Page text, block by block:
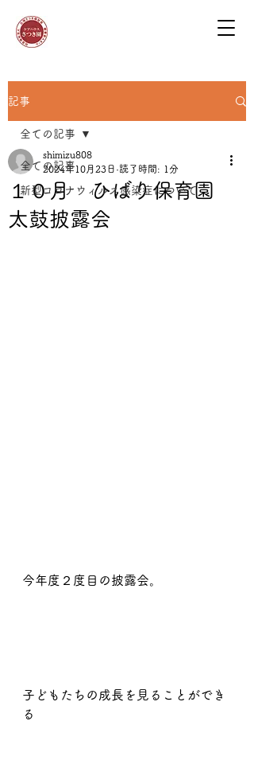
記事
全ての記事
新型コロナウィルス感染症について
全ての記事
１０月 ひばり保育園
太鼓披露会
shimizu808
2024年10月23日 読了時間: 1分
今年度２度目の披露会。
子どもたちの成長を見ることができ
る